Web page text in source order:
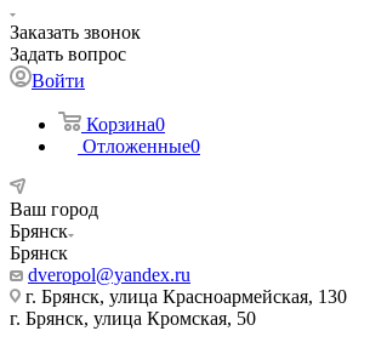
Заказать звонок
Задать вопрос
Войти
Корзина0
Отложенные0
Ваш город
Брянск
Брянск
dveropol@yandex.ru
г. Брянск, улица Красноармейская, 130
г. Брянск, улица Кромская, 50